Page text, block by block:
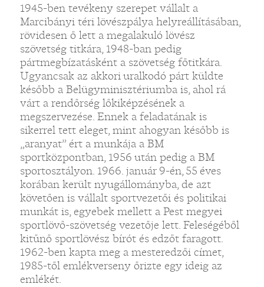
1945-ben tevékeny szerepet vállalt a
Marcibányi téri lövészpálya helyreállításában,
rövidesen ő lett a megalakuló lövész
szövetség titkára, 1948-ban pedig
pártmegbízatásként a szövetség főtitkára.
Ugyancsak az akkori uralkodó párt küldte
később a Belügyminisztériumba is, ahol rá
várt a rendőrség lőkiképzésének a
megszervezése. Ennek a feladatának is
sikerrel tett eleget, mint ahogyan később is
„aranyat” ért a munkája a BM
sportközpontban, 1956 után pedig a BM
sportosztályon. 1966. január 9-én, 55 éves
korában került nyugállományba, de azt
követően is vállalt sportvezetői és politikai
munkát is, egyebek mellett a Pest megyei
sportlövő-szövetség vezetője lett. Feleségéből
kitűnő sportlövész bírót és edzőt faragott.
1962-ben kapta meg a mesteredzői címet,
1985-től emlékverseny őrizte egy ideig az
emlékét.